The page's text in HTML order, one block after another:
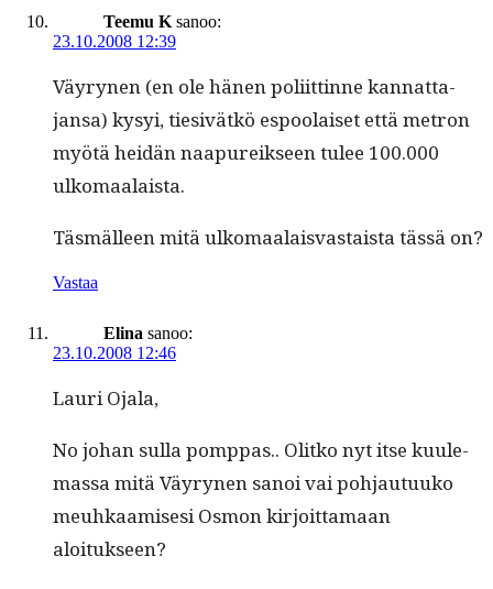
Teemu K sanoo:
23.10.2008 12:39
Väyry­nen (en ole hänen poli­it­tinne kan­nat­ta­
jansa) kysyi, tiesivätkö espoolaiset että metron
myötä hei­dän naa­pureik­seen tulee 100.000
ulkomaalaista.
Täs­mälleen mitä ulko­maalais­vas­taista tässä on?
Vastaa
Elina sanoo:
23.10.2008 12:46
Lau­ri Ojala,
No johan sul­la pomp­pas.. Olitko nyt itse kuule­
mas­sa mitä Väyry­nen sanoi vai poh­jau­tuuko
meuhkaamis­esi Osmon kir­joit­ta­maan
aloitukseen?